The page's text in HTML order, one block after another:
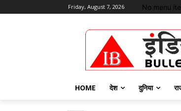
Friday, August 7, 2026 No menu
HOME देश दुनिया